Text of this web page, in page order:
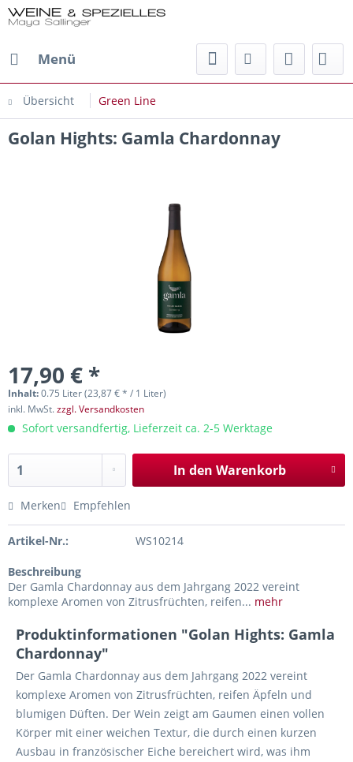
Menü
Übersicht Green Line
Golan Hights: Gamla Chardonnay
17,90 € *
Inhalt:0.75 Liter (23,87 € * / 1 Liter)
inkl. MwSt.zzgl. Versandkosten
Sofort versandfertig, Lieferzeit ca. 2-5 Werktage
In den Warenkorb
Merken Empfehlen
Artikel-Nr.: WS10214
Beschreibung
Der Gamla Chardonnay aus dem Jahrgang 2022 vereint
komplexe Aromen von Zitrusfrüchten, reifen... mehr
Produktinformationen "Golan Hights: Gamla
Chardonnay"
Der Gamla Chardonnay aus dem Jahrgang 2022 vereint
komplexe Aromen von Zitrusfrüchten, reifen Äpfeln und
blumigen Düften. Der Wein zeigt am Gaumen einen vollen
Körper mit einer weichen Textur, die durch einen kurzen
Ausbau in französischer Eiche bereichert wird, was ihm